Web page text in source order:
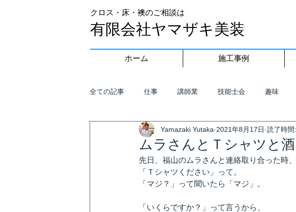
クロス・床・襖のご相談は
有限会社ヤマザキ美装
ホーム 施工事例
全ての記事 仕事 講師業 技能士会 趣味
ムラさんとＴシャツと酒
Yamazaki Yutaka 2021年8月17日 読了時
先日、福山のムラさんと連絡取り合った時、
「Ｔシャツください」って。
「マジ？」って聞いたら「マジ」。
「いくらですか？」って言うから、